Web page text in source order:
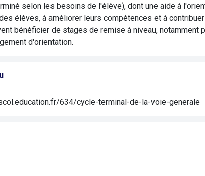
selon les besoins de l'élève), dont une aide à
élèves, à améliorer leurs compétences et à
bénéficier de stages de remise à niveau,
d'orientation.
634/cycle-terminal-de-la-voie-generale